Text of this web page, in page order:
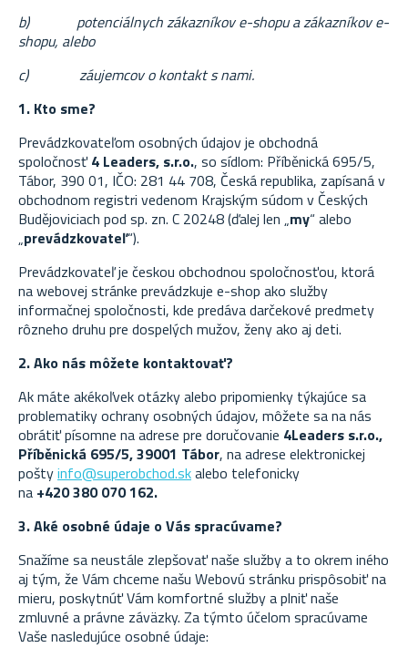
b)
potenciálnych zákazníkov e-shopu a zákazníkov e-
shopu, alebo
c)
záujemcov o kontakt s nami.
1. Kto sme?
Prevádzkovateľom osobných údajov je obchodná
spoločnosť 4 Leaders, s.r.o., so sídlom: Příběnická 695/5,
Tábor, 390 01, IČO: 281 44 708, Česká republika, zapísaná v
obchodnom registri vedenom Krajským súdom v Českých
Budějoviciach pod sp. zn. C 20248 (ďalej len „my“ alebo
„prevádzkovateľ“).
Prevádzkovateľ je českou obchodnou spoločnosťou, ktorá
na webovej stránke prevádzkuje e-shop ako služby
informačnej spoločnosti, kde predáva darčekové predmety
rôzneho druhu pre dospelých mužov, ženy ako aj deti.
2. Ako nás môžete kontaktovať?
Ak máte akékoľvek otázky alebo pripomienky týkajúce sa
problematiky ochrany osobných údajov, môžete sa na nás
obrátiť písomne na adrese pre doručovanie 4Leaders s.r.o.,
Příběnická 695/5, 39001 Tábor, na adrese elektronickej
poštyinfo@superobchod.skalebo telefonicky
na +420 380 070 162.
3. Aké osobné údaje o Vás spracúvame?
Snažíme sa neustále zlepšovať naše služby a to okrem iného
aj tým, že Vám chceme našu Webovú stránku prispôsobiť na
mieru, poskytnúť Vám komfortné služby a plniť naše
zmluvné a právne záväzky. Za týmto účelom spracúvame
Vaše nasledujúce osobné údaje: